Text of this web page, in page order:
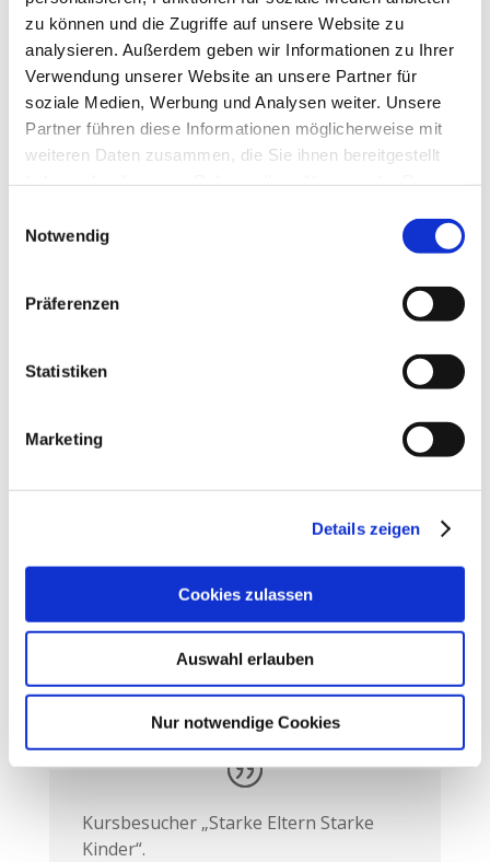
zu können und die Zugriffe auf unsere Website zu
analysieren. Außerdem geben wir Informationen zu Ihrer
Verwendung unserer Website an unsere Partner für
soziale Medien, Werbung und Analysen weiter. Unsere
Partner führen diese Informationen möglicherweise mit
weiteren Daten zusammen, die Sie ihnen bereitgestellt
Notwendig
Präferenzen
Statistiken
Marketing
Details zeigen
Cookies zulassen
Auswahl erlauben
Nur notwendige Cookies
tollen Kurs. Ich denke häufig an unsere
nette Elternrunde. Wie gut hat es
getan, gemeinsam über Situationen zu
lachen, die einem zunächst unlösbar
erschienen, bis man merkte, dass es
den anderen Eltern auch nicht anders
geht. Danke für Deine vielen
Denkansätze und Lösungsvorschläge.
Art hat den Kurs für mich zu einem
wenn ich im Alltag noch lange nicht
geholfen hat, darüber zu sprechen,
kann, was wir an den 10 Abenden
besprochen haben und drittens, dass
Egal, ob es nach Plan läuft – oder eben
auch mal nicht. Danke dafür – jederzeit
gerne wieder, falls Du einen
Florence
Kursbesucher „Starke Eltern Starke
Kinder“.